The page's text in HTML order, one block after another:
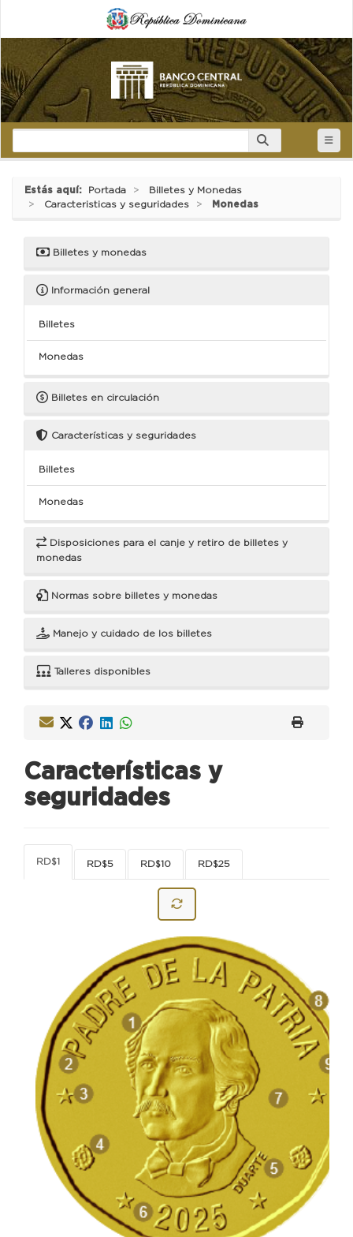
Estás aquí: Portada
Billetes y Monedas
Caracteristicas y seguridades
Monedas
Billetes y monedas
Información general
Billetes
Monedas
Billetes en circulación
Características y seguridades
Billetes
Monedas
Disposiciones para el canje y retiro de billetes y
monedas
Normas sobre billetes y monedas
Manejo y cuidado de los billetes
Talleres disponibles